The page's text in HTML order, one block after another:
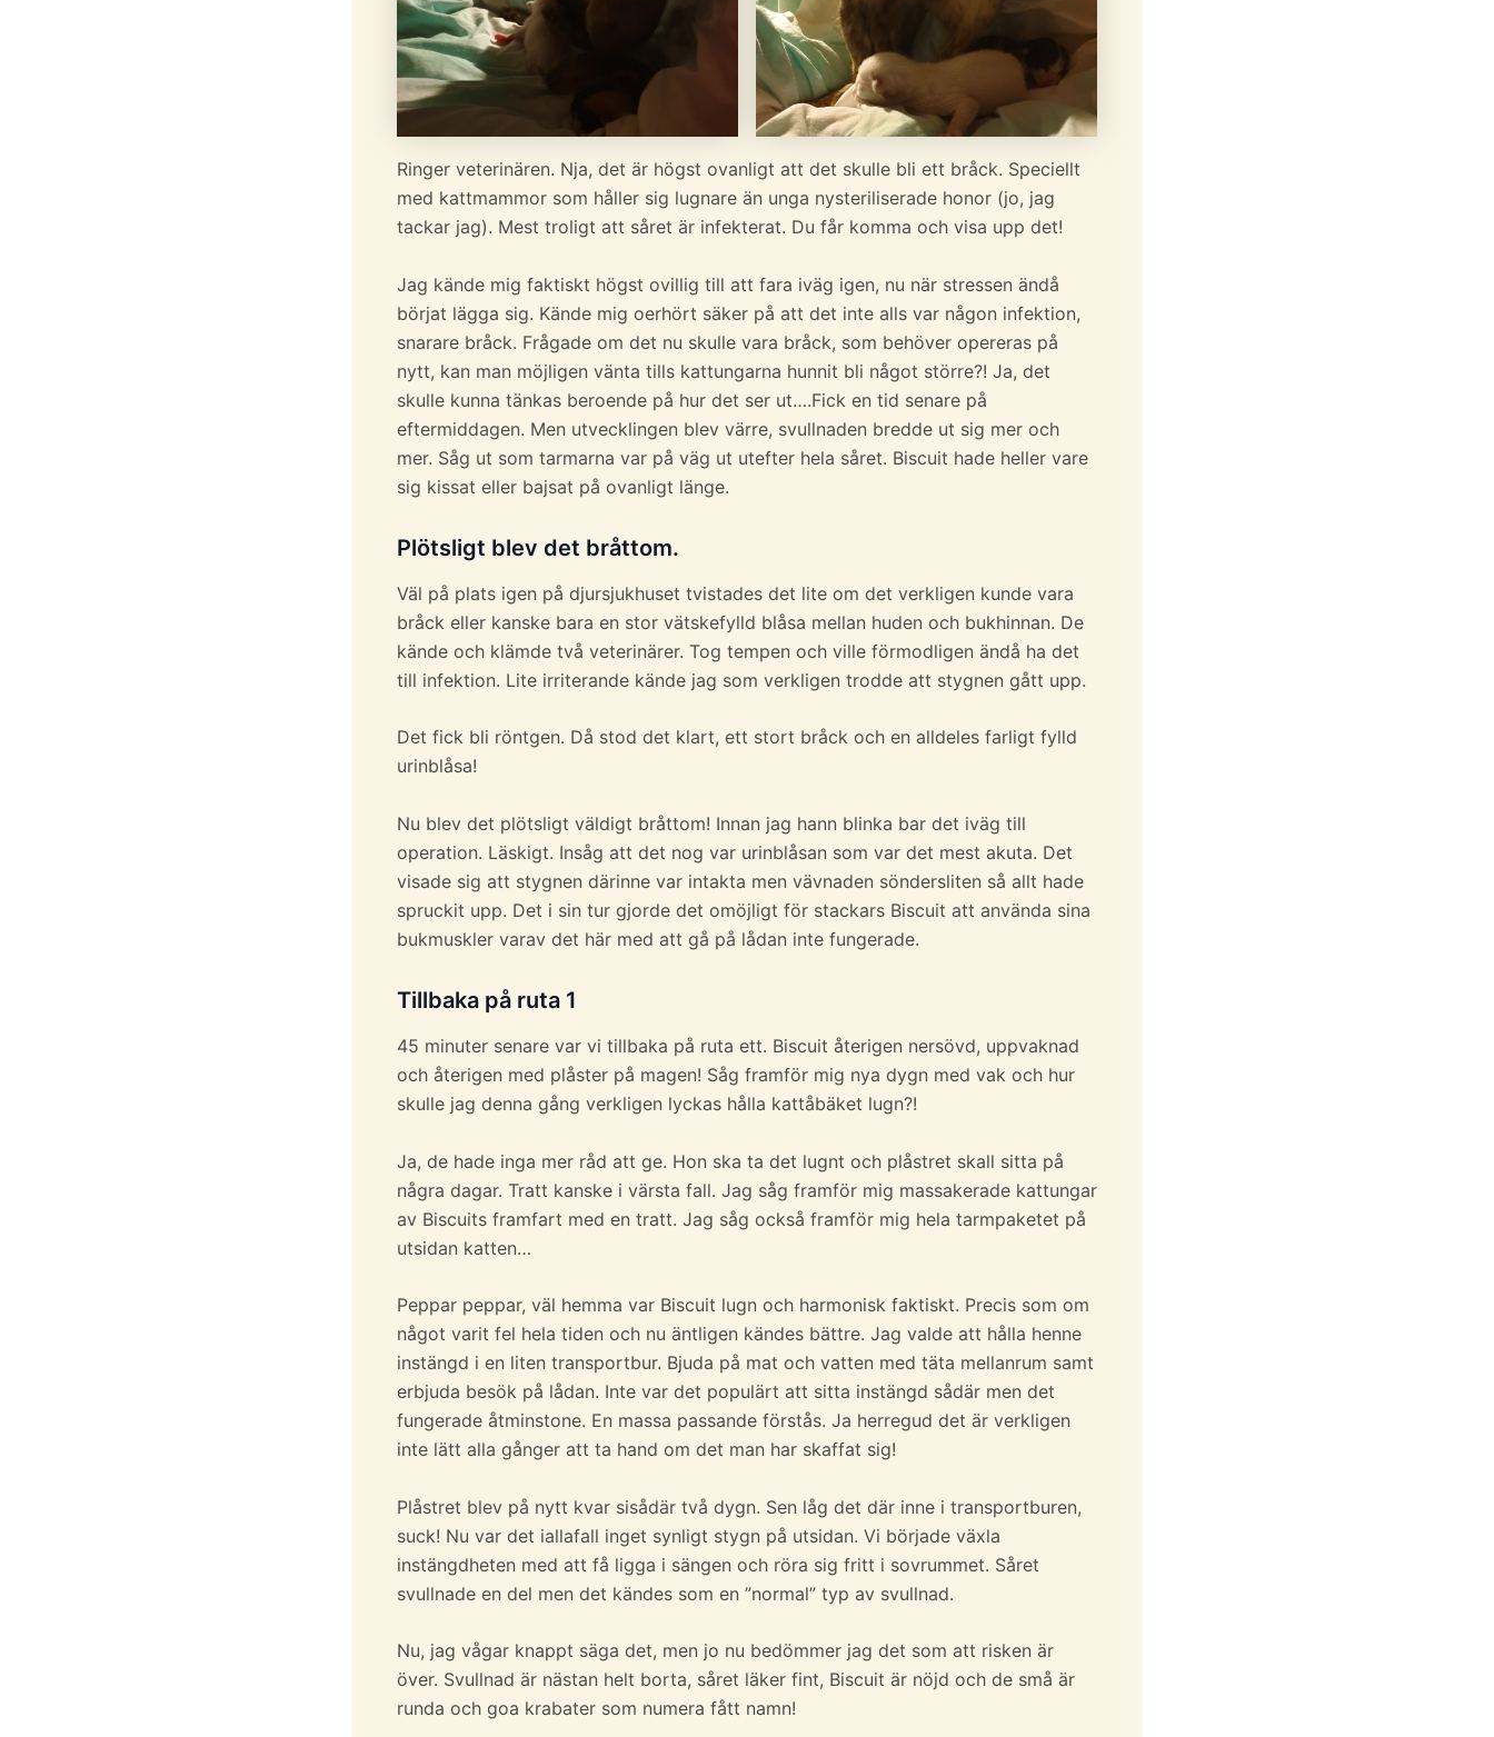
Ringer veterinären. Nja, det är högst ovanligt att det skulle bli ett bråck. Speciellt
med kattmammor som håller sig lugnare än unga nysteriliserade honor (jo, jag
tackar jag). Mest troligt att såret är infekterat. Du får komma och visa upp det!
Jag kände mig faktiskt högst ovillig till att fara iväg igen, nu när stressen ändå
börjat lägga sig. Kände mig oerhört säker på att det inte alls var någon infektion,
snarare bråck. Frågade om det nu skulle vara bråck, som behöver opereras på
nytt, kan man möjligen vänta tills kattungarna hunnit bli något större?! Ja, det
skulle kunna tänkas beroende på hur det ser ut….Fick en tid senare på
eftermiddagen. Men utvecklingen blev värre, svullnaden bredde ut sig mer och
mer. Såg ut som tarmarna var på väg ut utefter hela såret. Biscuit hade heller vare
sig kissat eller bajsat på ovanligt länge.
Plötsligt blev det bråttom.
Väl på plats igen på djursjukhuset tvistades det lite om det verkligen kunde vara
bråck eller kanske bara en stor vätskefylld blåsa mellan huden och bukhinnan. De
kände och klämde två veterinärer. Tog tempen och ville förmodligen ändå ha det
till infektion. Lite irriterande kände jag som verkligen trodde att stygnen gått upp.
Det fick bli röntgen. Då stod det klart, ett stort bråck och en alldeles farligt fylld
urinblåsa!
Nu blev det plötsligt väldigt bråttom! Innan jag hann blinka bar det iväg till
operation. Läskigt. Insåg att det nog var urinblåsan som var det mest akuta. Det
visade sig att stygnen därinne var intakta men vävnaden söndersliten så allt hade
spruckit upp. Det i sin tur gjorde det omöjligt för stackars Biscuit att använda sina
bukmuskler varav det här med att gå på lådan inte fungerade.
Tillbaka på ruta 1
45 minuter senare var vi tillbaka på ruta ett. Biscuit återigen nersövd, uppvaknad
och återigen med plåster på magen! Såg framför mig nya dygn med vak och hur
skulle jag denna gång verkligen lyckas hålla kattåbäket lugn?!
Ja, de hade inga mer råd att ge. Hon ska ta det lugnt och plåstret skall sitta på
några dagar. Tratt kanske i värsta fall. Jag såg framför mig massakerade kattungar
av Biscuits framfart med en tratt. Jag såg också framför mig hela tarmpaketet på
utsidan katten…
Peppar peppar, väl hemma var Biscuit lugn och harmonisk faktiskt. Precis som om
något varit fel hela tiden och nu äntligen kändes bättre. Jag valde att hålla henne
instängd i en liten transportbur. Bjuda på mat och vatten med täta mellanrum samt
erbjuda besök på lådan. Inte var det populärt att sitta instängd sådär men det
fungerade åtminstone. En massa passande förstås. Ja herregud det är verkligen
inte lätt alla gånger att ta hand om det man har skaffat sig!
Plåstret blev på nytt kvar sisådär två dygn. Sen låg det där inne i transportburen,
suck! Nu var det iallafall inget synligt stygn på utsidan. Vi började växla
instängdheten med att få ligga i sängen och röra sig fritt i sovrummet. Såret
svullnade en del men det kändes som en ”normal” typ av svullnad.
Nu, jag vågar knappt säga det, men jo nu bedömmer jag det som att risken är
över. Svullnad är nästan helt borta, såret läker fint, Biscuit är nöjd och de små är
runda och goa krabater som numera fått namn!